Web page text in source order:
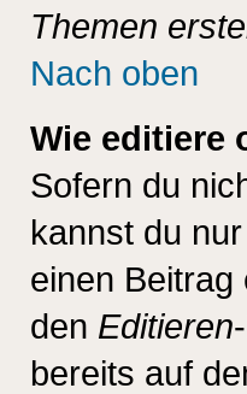
Themen
Nach oben
Wie editiere
Sofern du
kannst du
einen
den Editieren
bereits auf